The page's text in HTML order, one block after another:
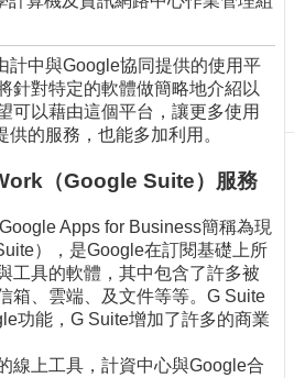
計中與Google協同提供的使用平
針對特定的軟體做簡略地介紹以
可以藉由這個平台，讓更多使用
的服務，也能多加利用。
（Google Suite）服務
Apps for Business簡稱為現
），是Google在訂閱基礎上所
工具的軟體，其中包含了許多被
箱、雲端、及文件等等。G Suite
功能，G Suite增加了許多的商業
線上工具，計資中心與Google合